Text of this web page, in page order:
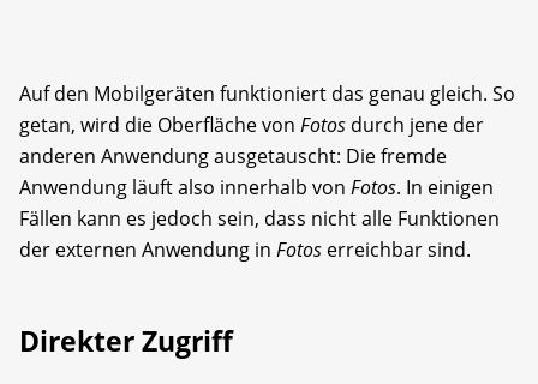
Auf den Mobilgeräten funktioniert das genau gleich. So
getan, wird die Oberfläche von Fotos durch jene der
anderen Anwendung ausgetauscht: Die fremde
Anwendung läuft also innerhalb von Fotos. In einigen
Fällen kann es jedoch sein, dass nicht alle Funktionen
der externen Anwendung in Fotos erreichbar sind.
Direkter Zugriff